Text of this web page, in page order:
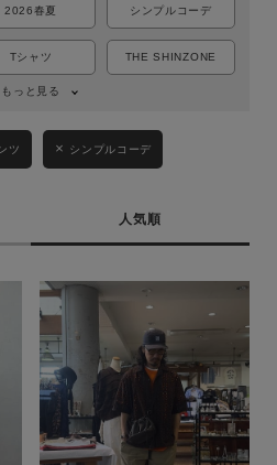
2026春夏 シンプルコーデ
Tシャツ THE SHINZONE
もっと見る
ツ シンプルコーデ
人気順